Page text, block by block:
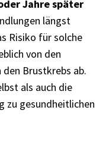
Jahre später
längst
Risiko für solche
von den
den Brustkrebs ab.
als auch die
zu gesundheitlichen